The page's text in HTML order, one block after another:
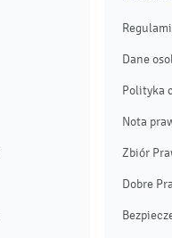
Dane
Polityka
Nota
Zbiór
Dobre